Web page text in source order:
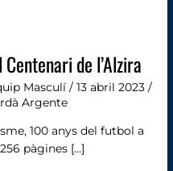
de l’Alzira
Masculí / 13 abril 2023 /
Argente
100 anys del futbol a
pàgines […]